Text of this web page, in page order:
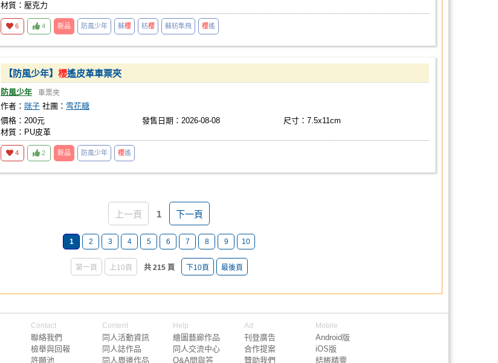
材質：壓克力
6 4 新品 防風少年 蘇櫻 枋櫻 蘇枋隼飛 櫻遙
【防風少年】 櫻遙皮革車票夾
防風少年 車票夾
作者： 咪子 社團： 雪花糖
價格：200元
發售日期：2026-08-08
尺寸：7.5x11cm
材質：PU皮革
4 2 新品 防風少年 櫻遙
上一頁 1 下一頁
1 2 3 4 5 6 7 8 9 10
第一頁 上10頁 共 215 頁 下10頁 最後頁
Contact
聯絡我們
檢舉與回報
許願池
Content
同人活動資訊
同人誌作品
同人周邊作品
Help
繪圖藝廊作品
同人交流中心
Q&A問與答
Ad
刊登廣告
合作提案
贊助我們
Mobile
Android版
iOS版
結帳精靈